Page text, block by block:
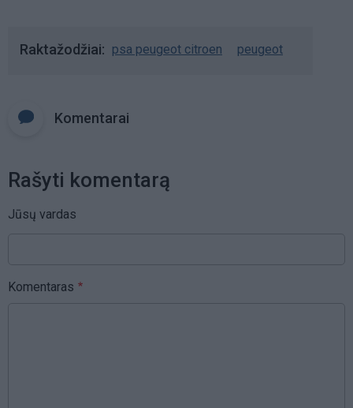
Raktažodžiai psa peugeot citroen peugeot
Komentarai
Rašyti komentarą
Jūsų vardas
Komentaras